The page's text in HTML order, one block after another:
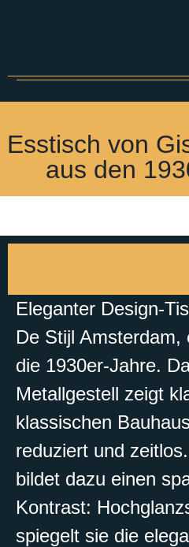
Esstisch von
aus den
Eleganter Design-
De Stijl Amsterdam,
die 1930er-Jahre.
Metallgestell zeigt
klassischen
reduziert und
bildet dazu einen
Kontrast:
spiegelt sie die